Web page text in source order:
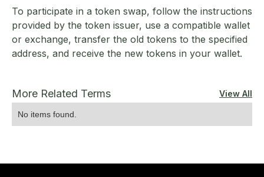
To participate in a token swap, follow the instructions
provided by the token issuer, use a compatible wallet
or exchange, transfer the old tokens to the specified
address, and receive the new tokens in your wallet.
More Related Terms View All
No items found.